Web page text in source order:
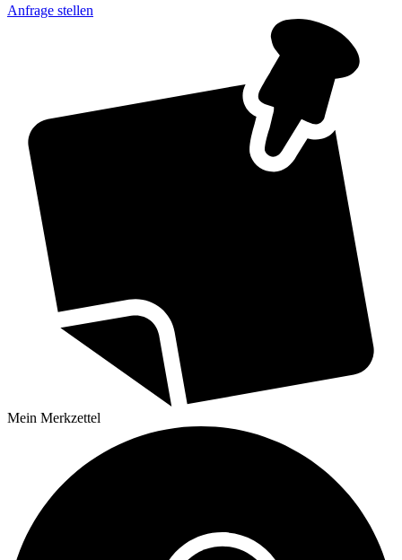
Anfrage stellen
Mein Merkzettel